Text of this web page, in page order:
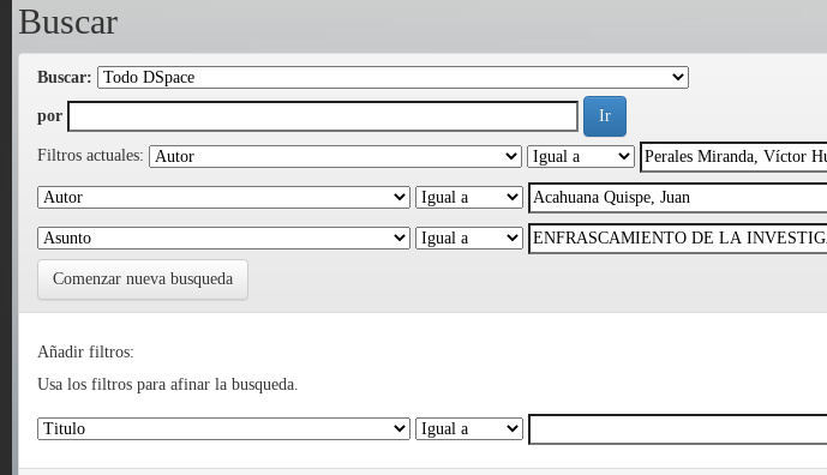
Buscar
Buscar:
por
Filtros actuales:
Comenzar nueva busqueda
Añadir filtros:
Usa los filtros para afinar la busqueda.